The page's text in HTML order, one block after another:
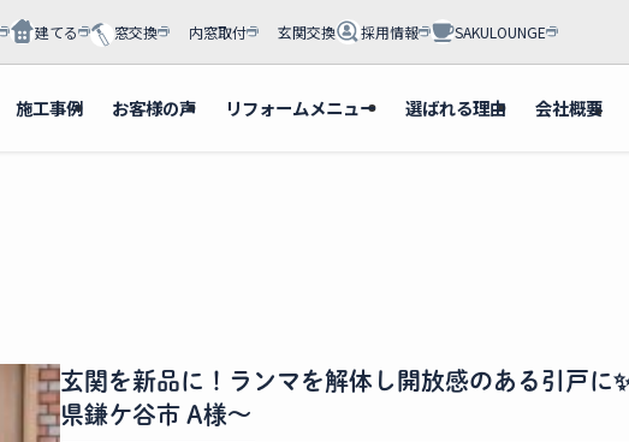
建てる 窓交換 内窓取付 玄関交換 採用情報 SAKULOUNGE
施工事例 お客様の声 リフォームメニュー 選ばれる理由 会社概要
玄関を新品に！ランマを解体し開放感のある引戸に
県鎌ケ谷市 A様～